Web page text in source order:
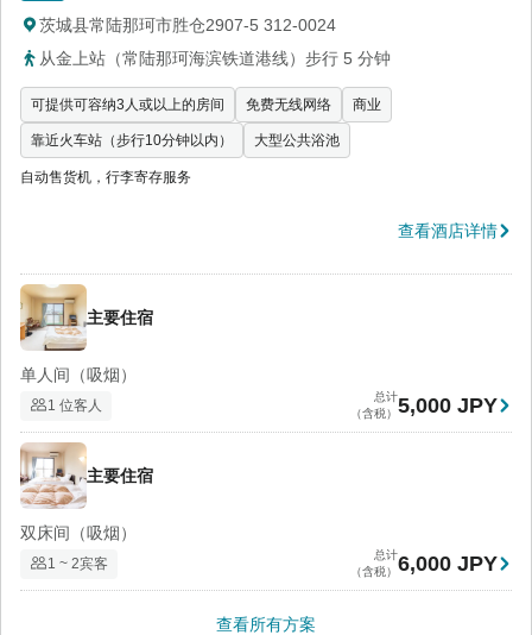
茨城县常陆那珂市胜仓2907-5 312-0024
从金上站（常陆那珂海滨铁道港线）步行 5 分钟
可提供可容纳3人或以上的房间 免费无线网络 商业
靠近火车站（步行10分钟以内） 大型公共浴池
自动售货机，行李寄存服务
查看酒店详情
主要住宿
单人间（吸烟）
1 位客人
总计
（含税） 5,000 JPY
主要住宿
双床间（吸烟）
1 ~ 2宾客
总计
（含税） 6,000 JPY
查看所有方案